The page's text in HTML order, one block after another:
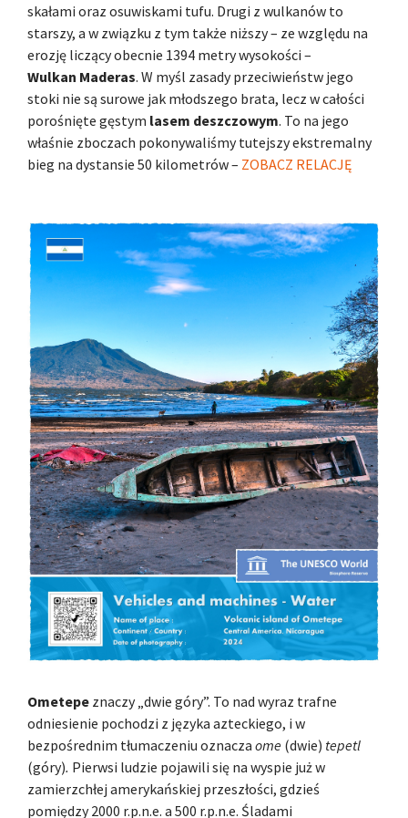
skałami oraz osuwiskami tufu. Drugi z wulkanów to
starszy, a w związku z tym także niższy – ze względu na
erozję liczący obecnie 1394 metry wysokości –
Wulkan Maderas. W myśl zasady przeciwieństw jego
stoki nie są surowe jak młodszego brata, lecz w całości
porośnięte gęstym lasem deszczowym. To na jego
właśnie zboczach pokonywaliśmy tutejszy ekstremalny
bieg na dystansie 50 kilometrów – ZOBACZ RELACJĘ
Ometepe znaczy „dwie góry”. To nad wyraz trafne
odniesienie pochodzi z języka azteckiego, i w
bezpośrednim tłumaczeniu oznacza ome (dwie) tepetl
(góry). Pierwsi ludzie pojawili się na wyspie już w
zamierzchłej amerykańskiej przeszłości, gdzieś
pomiędzy 2000 r.p.n.e. a 500 r.p.n.e. Śladami